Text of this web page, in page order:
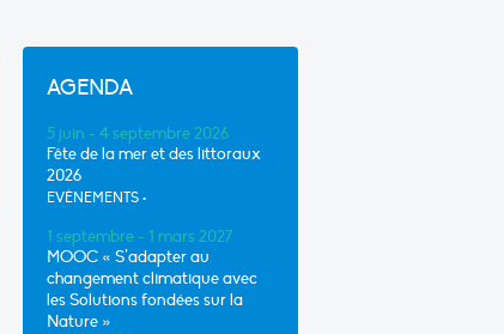
AGENDA
5 juin - 4 septembre 2026
Fête de la mer et des littoraux
2026
EVÈNEMENTS •
1 septembre - 1 mars 2027
MOOC « S’adapter au
changement climatique avec
les Solutions fondées sur la
Nature »